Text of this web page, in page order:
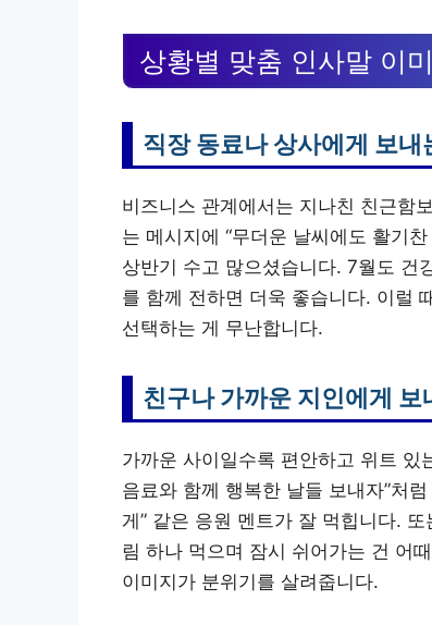
상황별 맞춤 인사말 이
직장 동료나 상사에게 보내
비즈니스 관계에서는 지나친 친근함
는 메시지에 “무더운 날씨에도 활기
상반기 수고 많으셨습니다. 7월도 건
를 함께 전하면 더욱 좋습니다. 이럴
선택하는 게 무난합니다.
친구나 가까운 지인에게 보
가까운 사이일수록 편안하고 위트 있
음료와 함께 행복한 날들 보내자”처
게” 같은 응원 멘트가 잘 먹힙니다.
림 하나 먹으며 잠시 쉬어가는 건 어
이미지가 분위기를 살려줍니다.